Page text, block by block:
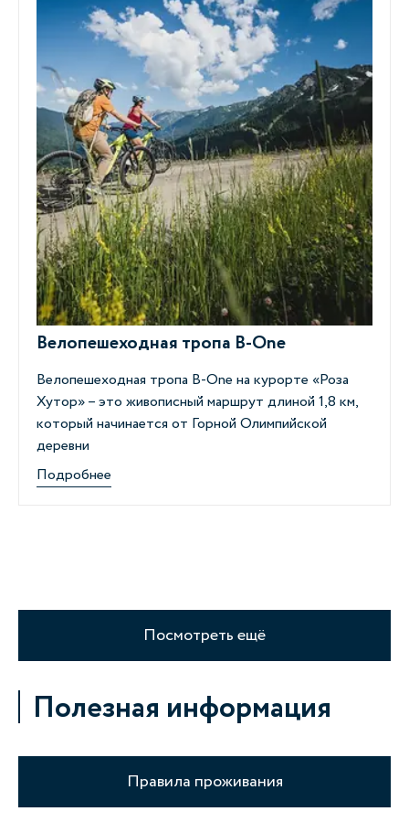
Велопешеходная тропа B-Оne
Велопешеходная тропа B-One на курорте «Роза
Хутор»–это живописный маршрут длиной 1,8 км,
который начинается от Горной Олимпийской
деревни
Подробнее
Посмотреть ещё
Полезная информация
Правила проживания